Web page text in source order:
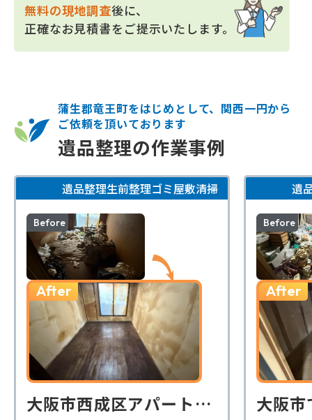
無料の現地調査後に、
正確なお見積書をご提示いたします。
蒲生郡竜王町をはじめとして、関西一円から
ご依頼を頂いております
遺品整理の作業事例
遺品整理生前整理ゴミ屋敷清掃
Before
After
大阪市西成区アパート1k遺品整理事例
遺
Before
After